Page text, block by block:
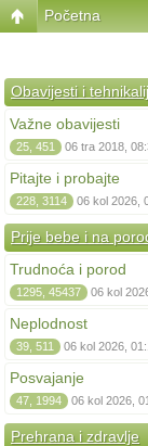
Početna
Obavijesti i
Važne obavijesti
25, 451 06 tra 2018,
Pitajte i probajte
228, 3114 06 kol 2026,
Prije bebe i na
Trudnoća i porod
1295, 45437 06 kol
Neplodnost
39, 511 06 kol 2026,
Posvajanje
47, 1994 06 kol 2026,
Prehrana i zdravlje